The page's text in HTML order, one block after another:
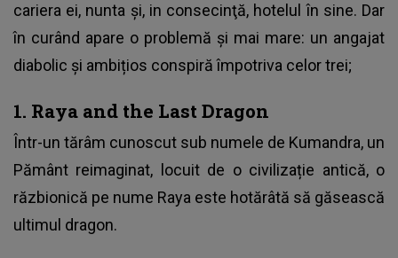
cariera ei, nunta și, in consecinţă, hotelul în sine. Dar
în curând apare o problemă și mai mare: un angajat
diabolic şi ambițios conspiră împotriva celor trei;
1. Raya and the Last Dragon
Într-un tărâm cunoscut sub numele de Kumandra, un
Pământ reimaginat, locuit de o civilizație antică, o
răzbionică pe nume Raya este hotărâtă să găsească
ultimul dragon.